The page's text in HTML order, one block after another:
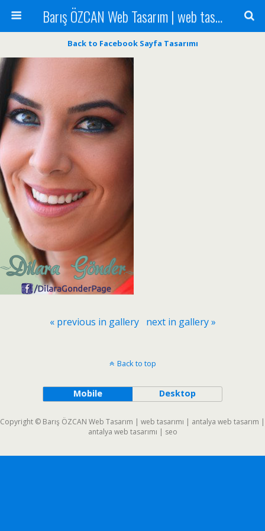
Barış ÖZCAN Web Tasarım | web tasarımı | antalya web tasarım | antalya web tasarımı | seo
Back to Facebook Sayfa Tasarımı
« previous in gallery next in gallery »
Back to top
Mobile Desktop
Copyright © Barış ÖZCAN Web Tasarım | web tasarımı | antalya web tasarım |
antalya web tasarımı | seo